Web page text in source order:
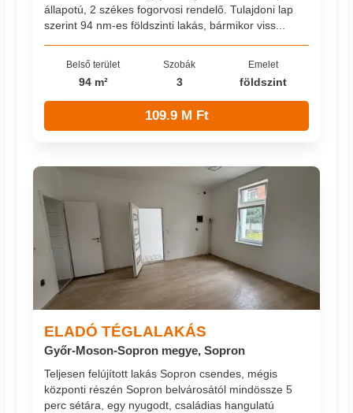
állapotú, 2 székes fogorvosi rendelő. Tulajdoni lap
szerint 94 nm-es földszinti lakás, bármikor viss...
Belső terület
94 m²
Szobák
3
Emelet
földszint
109.9 M Ft
ELADÓ TÉGLALAKÁS
Győr-Moson-Sopron megye, Sopron
Teljesen felújított lakás Sopron csendes, mégis
központi részén Sopron belvárosától mindössze 5
perc sétára, egy nyugodt, családias hangulatú